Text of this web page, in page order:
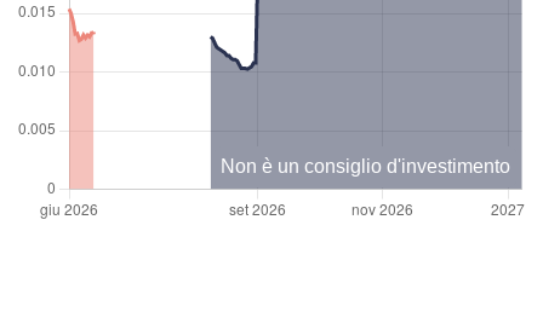
Non è un consiglio d'investimento